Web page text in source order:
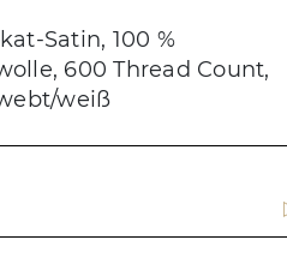
Satin, 100 %
600 Thread Count,
weiß